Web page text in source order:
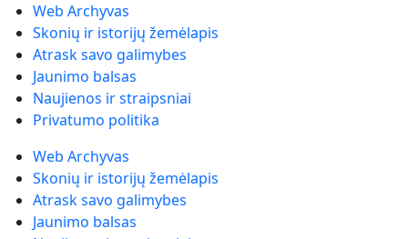
Web Archyvas
Skonių ir istorijų žemėlapis
Atrask savo galimybes
Jaunimo balsas
Naujienos ir straipsniai
Privatumo politika
Web Archyvas
Skonių ir istorijų žemėlapis
Atrask savo galimybes
Jaunimo balsas